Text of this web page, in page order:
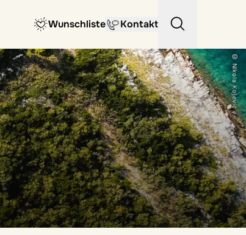
Wunschliste Kontakt
© Nikola Kojevic